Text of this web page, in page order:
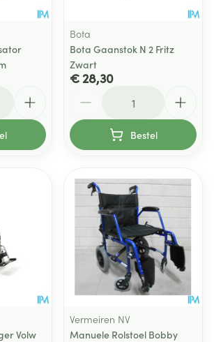
Bota
Bota Gaanstok N 2 Fritz
Zwart
€ 28,30
Bestel
Volw
Vermeiren NV
Manuele Rolstoel Bobby